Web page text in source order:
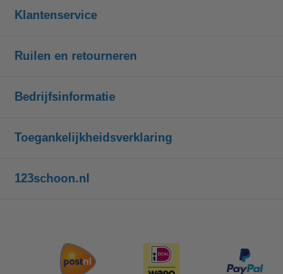
Klantenservice
Ruilen en retourneren
Bedrijfsinformatie
Toegankelijkheidsverklaring
123schoon.nl